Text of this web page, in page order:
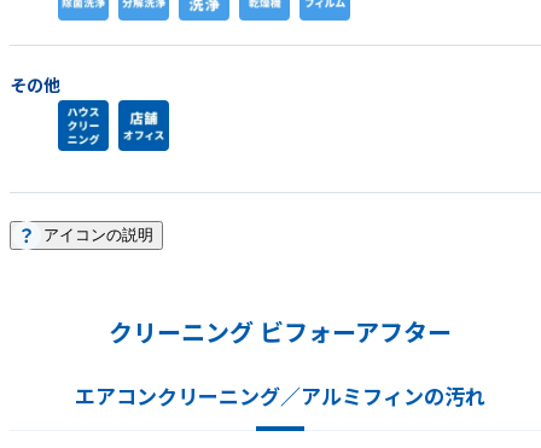
その他
アイコンの説明
クリーニング ビフォーアフター
エアコンクリーニング／アルミフィンの汚れ